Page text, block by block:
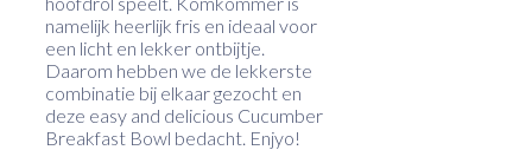
namelijk heerlijk fris en ideaal voor
een licht en lekker ontbijtje.
Daarom hebben we de lekkerste
combinatie bij elkaar gezocht en
deze easy and delicious Cucumber
Breakfast Bowl bedacht. Enjyo!